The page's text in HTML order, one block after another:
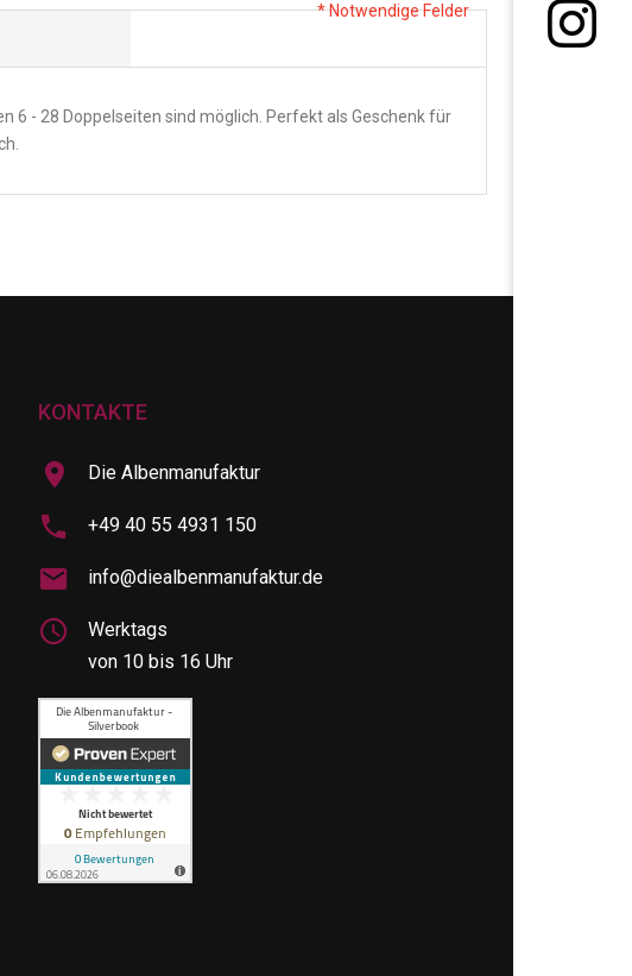
* Notwendige Felder
6 - 28 Doppelseiten sind möglich. Perfekt als Geschenk für
KONTAKTE
Die Albenmanufaktur
+49 40 55 4931 150
info@diealbenmanufaktur.de
Werktags
von 10 bis 16 Uhr